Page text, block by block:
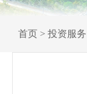
首页 > 投资服务